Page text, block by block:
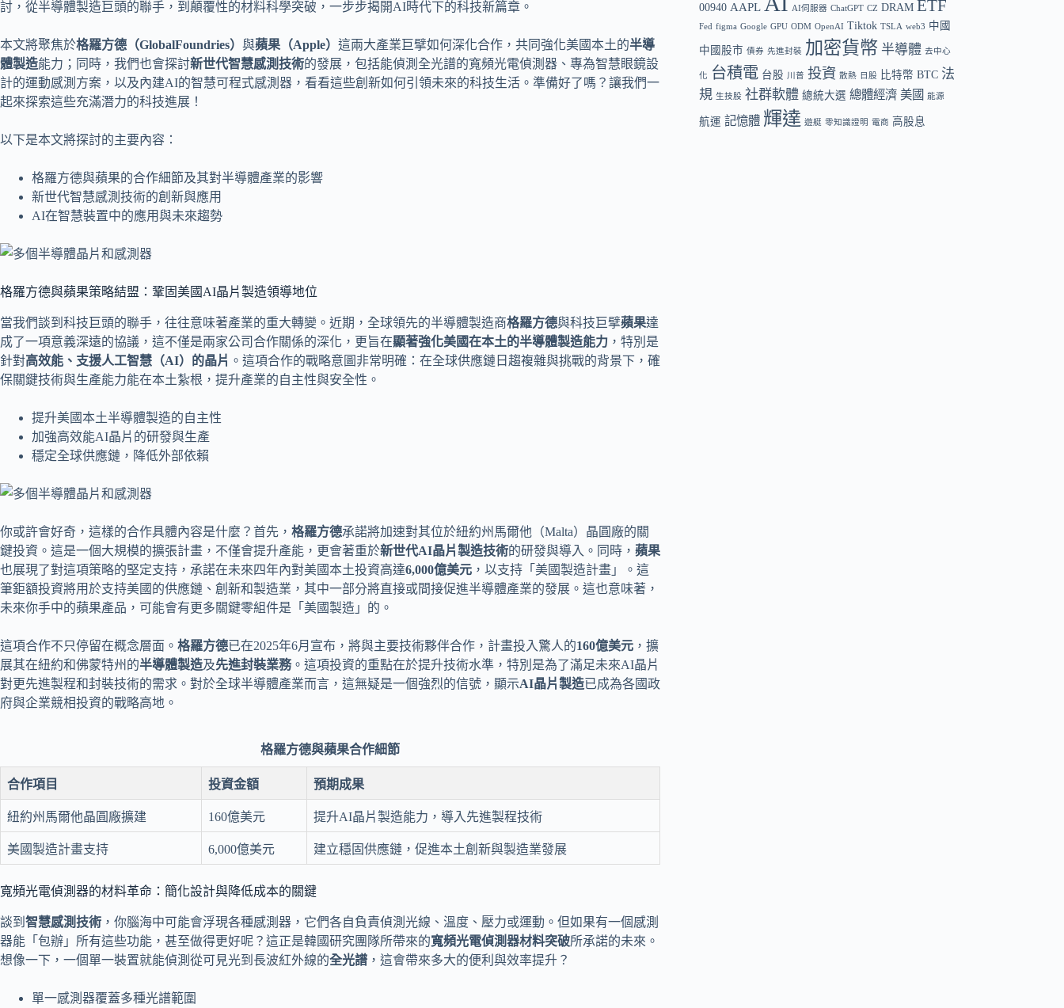
討，從半導體製造巨頭的聯手，到顛覆性的材料科學突破，一步步揭開AI時代下的科技新篇章。
本文將聚焦於格羅方德（GlobalFoundries） 與蘋果（Apple） 這兩大產業巨擘如何深化合作，共同強化美國本土的半導
體製造能力；同時，我們也會探討新世代智慧感測技術的發展，包括能偵測全光譜的寬頻光電偵測器、專為智慧眼鏡設
計的運動感測方案，以及內建AI的智慧可程式感測器，看看這些創新如何引領未來的科技生活。準備好了嗎？讓我們一
起來探索這些充滿潛力的科技進展！
以下是本文將探討的主要內容：
格羅方德與蘋果的合作細節及其對半導體產業的影響
新世代智慧感測技術的創新與應用
AI在智慧裝置中的應用與未來趨勢
格羅方德與蘋果策略結盟：鞏固美國AI晶片製造領導地位
當我們談到科技巨頭的聯手，往往意味著產業的重大轉變。近期，全球領先的半導體製造商格羅方德與科技巨擘蘋果達
成了一項意義深遠的協議，這不僅是兩家公司合作關係的深化，更旨在顯著強化美國在本土的半導體製造能力 ，特別是
針對高效能、支援人工智慧（AI）的晶片 。這項合作的戰略意圖非常明確：在全球供應鏈日趨複雜與挑戰的背景下，確
保關鍵技術與生產能力能在本土紮根，提升產業的自主性與安全性。
提升美國本土半導體製造的自主性
加強高效能AI晶片的研發與生產
穩定全球供應鏈，降低外部依賴
你或許會好奇，這樣的合作具體內容是什麼？首先， 格羅方德承諾將加速對其位於紐約州馬爾他（Malta）晶圓廠的關
鍵投資。這是一個大規模的擴張計畫，不僅會提升產能，更會著重於新世代AI晶片製造技術的研發與導入。同時， 蘋果
也展現了對這項策略的堅定支持，承諾在未來四年內對美國本土投資高達6,000億美元 ，以支持「美國製造計畫」。這
筆鉅額投資將用於支持美國的供應鏈、創新和製造業，其中一部分將直接或間接促進半導體產業的發展。這也意味著，
未來你手中的蘋果產品，可能會有更多關鍵零組件是「美國製造」的。
這項合作不只停留在概念層面。 格羅方德已在2025年6月宣布，將與主要技術夥伴合作，計畫投入驚人的160億美元 ，擴
展其在紐約和佛蒙特州的半導體製造及先進封裝業務。這項投資的重點在於提升技術水準，特別是為了滿足未來AI晶片
對更先進製程和封裝技術的需求。對於全球半導體產業而言，這無疑是一個強烈的信號，顯示AI晶片製造已成為各國政
府與企業競相投資的戰略高地。
格羅方德與蘋果合作細節
合作項目 投資金額 預期成果
紐約州馬爾他晶圓廠擴建 160億美元 提升AI晶片製造能力，導入先進製程技術
美國製造計畫支持 6,000億美元 建立穩固供應鏈，促進本土創新與製造業發展
寬頻光電偵測器的材料革命：簡化設計與降低成本的關鍵
談到 智慧感測技術 ，你腦海中可能會浮現各種感測器，它們各自負責偵測光線、溫度、壓力或運動。但如果有一個感測
器能「包辦」所有這些功能，甚至做得更好呢？這正是韓國研究團隊所帶來的寬頻光電偵測器材料突破所承諾的未來。
想像一下，一個單一裝置就能偵測從可見光到長波紅外線的全光譜 ，這會帶來多大的便利與效率提升？
單一感測器覆蓋多種光譜範圍
00940 AAPL AI伺服器 ChatGPT CZ DRAM ETF
Fed figma Google GPU ODM OpenAI Tiktok TSLA web3 中國
中國股市 債券 先進封裝 加密貨幣 半導體 去中心
化 台積電 台股 川普 投資 散熱 日股 比特幣 BTC 法
規 生技股 社群軟體 總統大選 總體經濟 美國 能源
航運 記憶體 輝達 遊艇 零知識證明 電商 高股息